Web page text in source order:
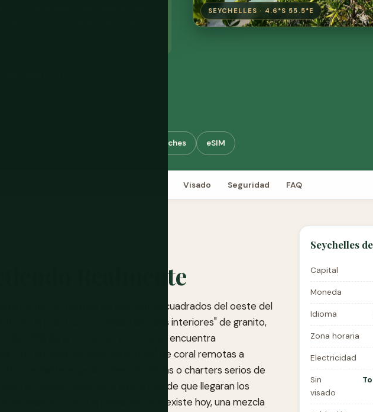
es máxima; los viajeros con
$100-120 al día fuera de los resorts
SEYCHELLES · 4.6°S 55.5°E
Alquiler de Coches eSIM
Visado Seguridad FAQ
Realmente
1,3 millones de kilómetros cuadrados del oeste del
en la práctica: un puñado de "islas interiores" de granito,
del 98% de la población y donde se encuentra
y un puñado de "islas exteriores" de coral remotas a
mediante expediciones científicas o charters serios de
casual. Nadie vivía aquí antes de que llegaran los
las islas en 1756 y la población que existe hoy, una mezcla
Seychelles
Capital
Moneda
Idioma
Zona horaria
Electricidad
Sin
visado